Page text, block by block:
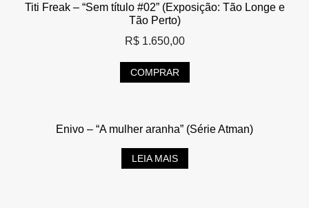
Titi Freak – “Sem título #02” (Exposição: Tão Longe e
Tão Perto)
R$1.650,00
COMPRAR
Enivo – “A mulher aranha” (Série Atman)
LEIA MAIS